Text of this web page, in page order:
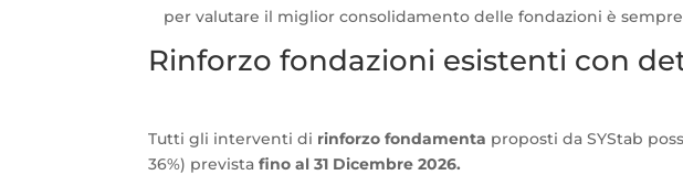
per valutare il miglior consolidamento delle fondazioni è
Rinforzo fondazioni esistenti con
Tutti gli interventi di rinforzo fondamenta proposti da SYStab
36%) prevista fino al 31 Dicembre 2026.